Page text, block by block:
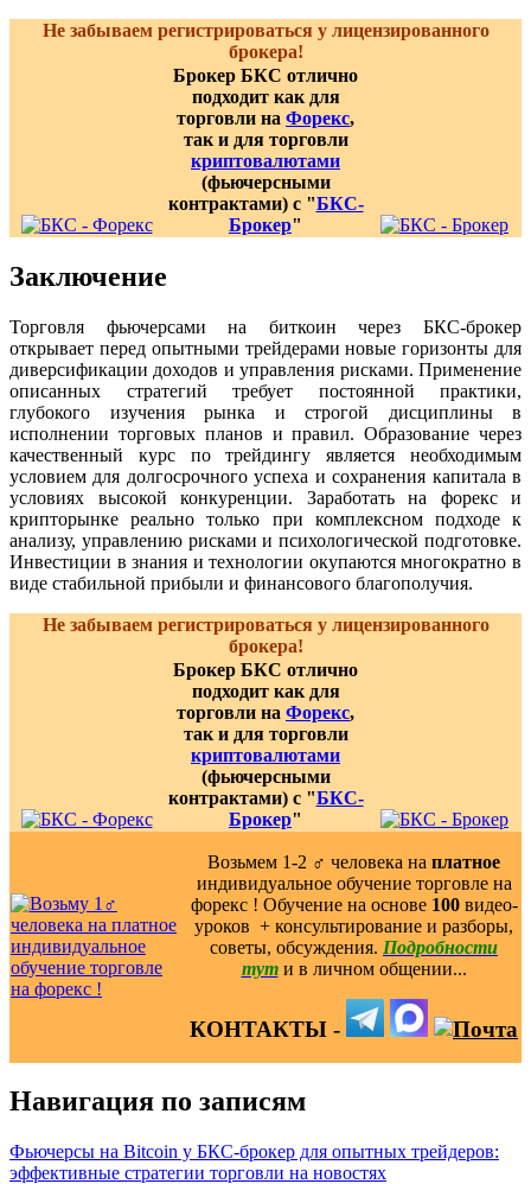
Не забываем регистрироваться у лицензированного
брокера!
Брокер БКС отлично
подходит как для
торговли на Форекс,
так и для торговли
криптовалютами
(фьючерсными
контрактами) с "БКС-
Брокер"
Заключение
Торговля фьючерсами на биткоин через БКС-брокер
открывает перед опытными трейдерами новые горизонты для
диверсификации доходов и управления рисками. Применение
описанных стратегий требует постоянной практики,
глубокого изучения рынка и строгой дисциплины в
исполнении торговых планов и правил. Образование через
качественный курс по трейдингу является необходимым
условием для долгосрочного успеха и сохранения капитала в
условиях высокой конкуренции. Заработать на форекс и
крипторынке реально только при комплексном подходе к
анализу, управлению рисками и психологической подготовке.
Инвестиции в знания и технологии окупаются многократно в
виде стабильной прибыли и финансового благополучия.
Не забываем регистрироваться у лицензированного
брокера!
Брокер БКС отлично
подходит как для
торговли на Форекс,
так и для торговли
криптовалютами
(фьючерсными
контрактами) с "БКС-
Брокер"
Возьмем 1-2 ‍♂️ человека на платное
индивидуальное обучение торговле на
форекс ! Обучение на основе 100видео-
уроков ️ + консультирование и разборы,
советы, обсуждения. Подробности
тут и в личном общении...
КОНТАКТЫ -
Навигация по записям
Фьючерсы на Bitcoin у БКС-брокер для опытных трейдеров:
эффективные стратегии торговли на новостях